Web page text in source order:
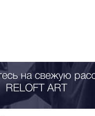
на свежую
RELOFT ART